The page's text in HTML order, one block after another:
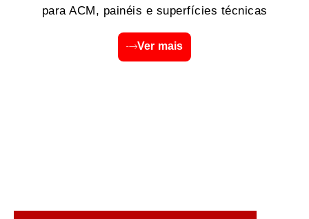
para ACM, painéis e superfícies técnicas
Ver mais